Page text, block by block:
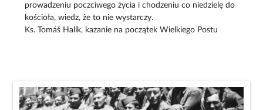
prowadzeniu poczciwego życia i chodzeniu co niedzielę do
kościoła, wiedz, że to nie wystarczy.
Ks. Tomáš Halík, kazanie na początek Wielkiego Postu